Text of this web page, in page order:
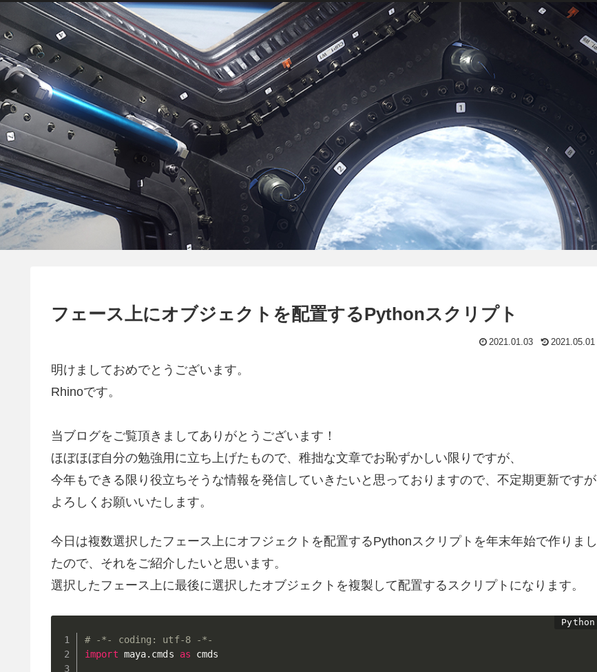
フェース上にオブジェクトを配置するPythonスクリプト
2021.01.03 2021.05.01
明けましておめでとうございます。
Rhinoです。
当ブログをご覧頂きましてありがとうございます！
ほぼほぼ自分の勉強用に立ち上げたもので、稚拙な文章でお恥ずかしい限りですが、
今年もできる限り役立ちそうな情報を発信していきたいと思っておりますので、不定期更新ですが
よろしくお願いいたします。
今日は複数選択したフェース上にオフジェクトを配置するPythonスクリプトを年末年始で作りまし
たので、それをご紹介したいと思います。
選択したフェース上に最後に選択したオブジェクトを複製して配置するスクリプトになります。
# -*- coding: utf-8 -*-
import maya. cmds as cmds